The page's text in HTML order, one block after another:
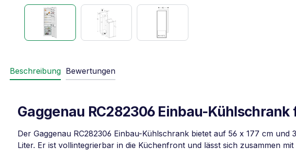
Beschreibung Bewertungen
Gaggenau RC282306 Einbau-
Der Gaggenau RC282306 Einbau-Kühlschrank bietet auf 56 x 177 cm
Liter. Er ist vollintegrierbar in die Küchenfront und lässt sich zusammen